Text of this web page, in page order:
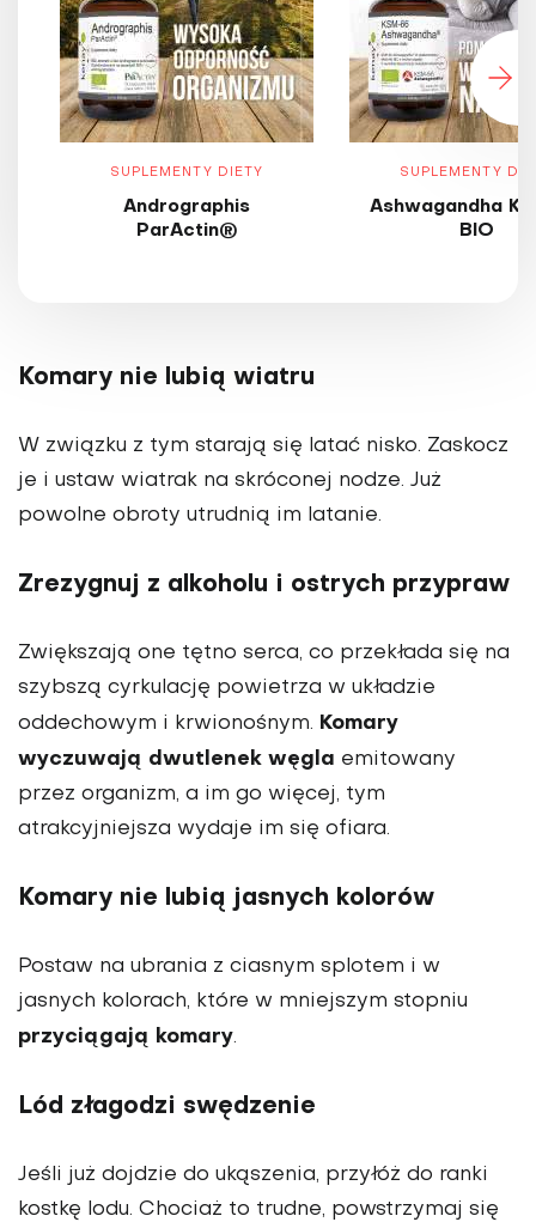
SUPLEMENTY DIETY
Andrographis
ParActin®
SUPLEMENTY
Ashwagandha
BIO
Komary nie lubią wiatru
W związku z tym starają się latać nisko. Zaskocz
je i ustaw wiatrak na skróconej nodze. Już
powolne obroty utrudnią im latanie.
Zrezygnuj z alkoholu i ostrych przypraw
Zwiększają one tętno serca, co przekłada się na
szybszą cyrkulację powietrza w układzie
oddechowym i krwionośnym. Komary
wyczuwają dwutlenek węgla emitowany
przez organizm, a im go więcej, tym
atrakcyjniejsza wydaje im się ofiara.
Komary nie lubią jasnych kolorów
Postaw na ubrania z ciasnym splotem i w
jasnych kolorach, które w mniejszym stopniu
przyciągają komary.
Lód złagodzi swędzenie
Jeśli już dojdzie do ukąszenia, przyłóż do ranki
kostkę lodu. Chociaż to trudne, powstrzymaj się